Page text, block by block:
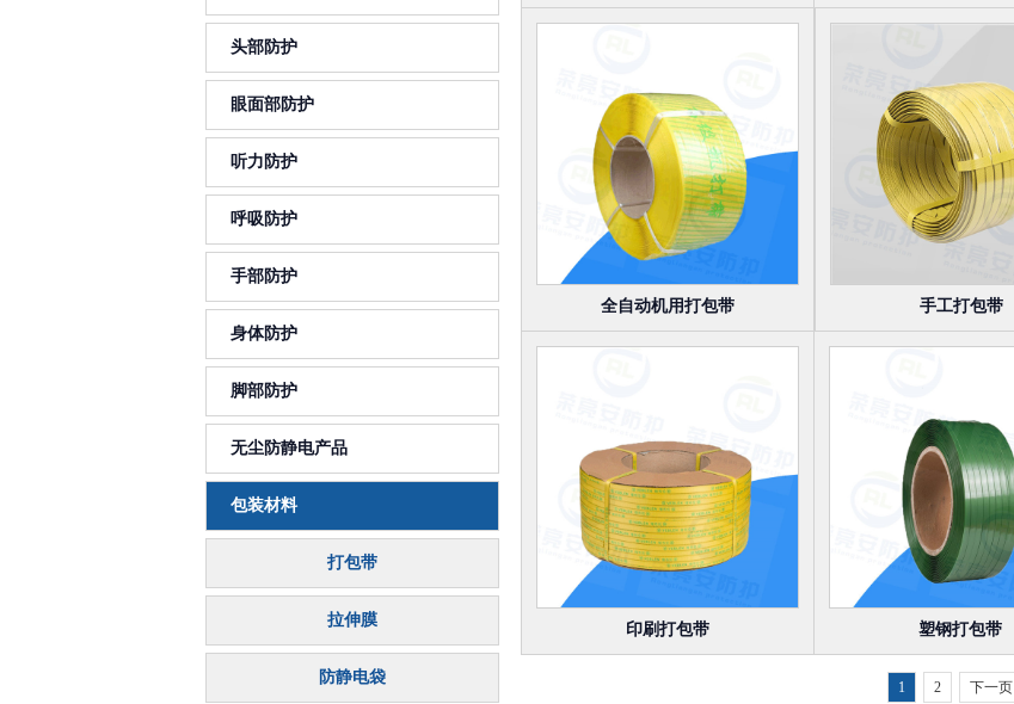
头部防护
眼面部防护
听力防护
呼吸防护
手部防护
身体防护
脚部防护
无尘防静电产品
包装材料
打包带
拉伸膜
防静电袋
全自动机用打包带 手工打包带
印刷打包带 塑钢打包带
1 2 下一页